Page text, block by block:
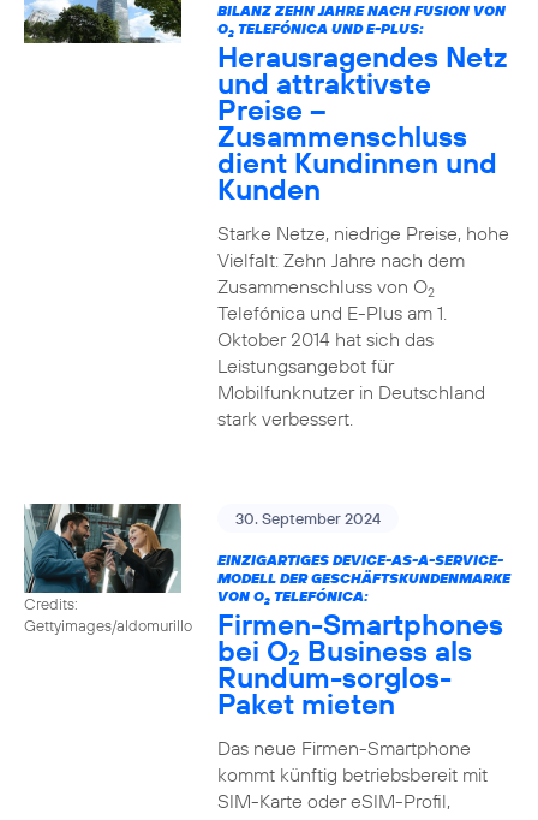
BILANZ ZEHN JAHRE NACH FUSION VON
O2TELEFÓNICA UND E-PLUS:
Herausragendes Netz
und attraktivste
Preise –
Zusammenschluss
dient Kundinnen und
Kunden
Starke Netze, niedrige Preise, hohe
Vielfalt: Zehn Jahre nach dem
Zusammenschluss von O2
Telefónica und E-Plus am 1.
Oktober 2014 hat sich das
Leistungsangebot für
Mobilfunknutzer in Deutschland
stark verbessert.
Credits:
Gettyimages/aldomurillo
30. September 2024
EINZIGARTIGES DEVICE-AS-A-SERVICE-
MODELL DER GESCHÄFTSKUNDENMARKE
VON O2TELEFÓNICA:
Firmen-Smartphones
bei O2 Business als
Rundum-sorglos-
Paket mieten
Das neue Firmen-Smartphone
kommt künftig betriebsbereit mit
SIM-Karte oder eSIM-Profil,